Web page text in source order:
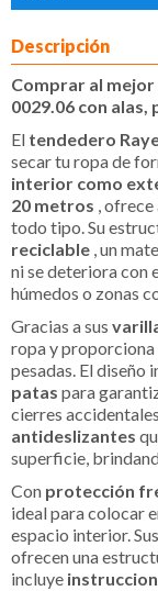
Descripción
Comprar al
0029.06 con
El tendedero
secar tu ropa de
interior como
20 metros ,
todo tipo. Su
reciclable , un
ni se deteriora con
húmedos o zonas
Gracias a sus
ropa y proporciona
pesadas. El diseño
patas para
cierres
antideslizantes
superficie,
Con protección
ideal para colocar
espacio interior. Sus
ofrecen una
incluye